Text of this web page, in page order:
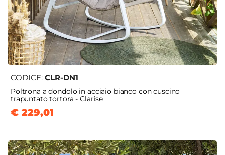
CODICE: CLR-DN1
Poltrona a dondolo in acciaio bianco con cuscino
trapuntato tortora - Clarise
€ 229,01